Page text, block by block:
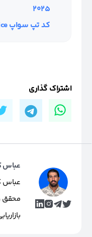
2025
کد تپ سواپ Make Money With Your Voice
اشتراک گذاری
عباس
عباس
محقق